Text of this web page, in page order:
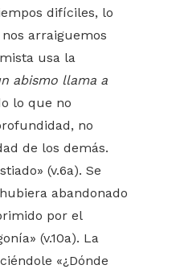
difíciles, lo
arraiguemos
usa la
abismo llama a
lo que no
no
de los demás.
(v.6a). Se
abandonado
por el
(v.10a). La
«¿Dónde